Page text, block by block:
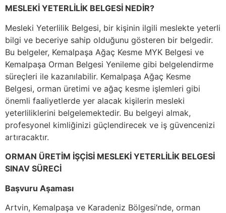
MESLEKİ YETERLİLİK BELGESİ NEDİR?
Mesleki Yeterlilik Belgesi, bir kişinin ilgili meslekte yeterli
bilgi ve beceriye sahip olduğunu gösteren bir belgedir.
Bu belgeler, Kemalpaşa Ağaç Kesme MYK Belgesi ve
Kemalpaşa Orman Belgesi Yenileme gibi belgelendirme
süreçleri ile kazanılabilir. Kemalpaşa Ağaç Kesme
Belgesi, orman üretimi ve ağaç kesme işlemleri gibi
önemli faaliyetlerde yer alacak kişilerin mesleki
yeterliliklerini belgelemektedir. Bu belgeyi almak,
profesyonel kimliğinizi güçlendirecek ve iş güvencenizi
artıracaktır.
ORMAN ÜRETİM İŞÇİSİ MESLEKİ YETERLİLİK BELGESİ
SINAV SÜRECİ
Başvuru Aşaması
Artvin, Kemalpaşa ve Karadeniz Bölgesi’nde, orman